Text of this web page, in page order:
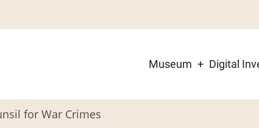
Museum Digital
for War Crimes